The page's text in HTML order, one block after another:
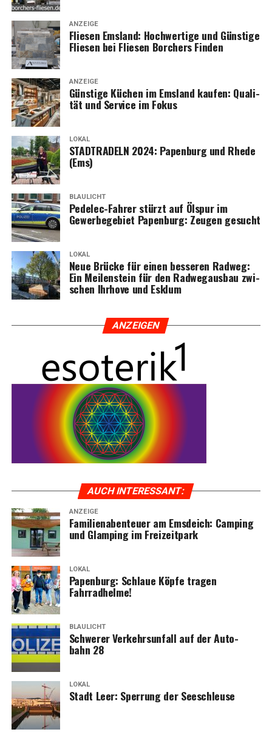
ANZEIGE
Flie­sen Ems­land: Hoch­wer­ti­ge und Güns­ti­ge
Flie­sen bei Flie­sen Bor­chers Finden
ANZEIGE
Güns­ti­ge Küchen im Ems­land kau­fen: Qua­li­
tät und Ser­vice im Fokus
LOKAL
STADTRADELN 2024: Papen­burg und Rhe­de
(Ems)
BLAULICHT
Pedelec-Fah­rer stürzt auf Ölspur im
Gewer­be­ge­biet Papen­burg: Zeu­gen gesucht
LOKAL
Neue Brü­cke für einen bes­se­ren Rad­weg:
Ein Mei­len­stein für den Rad­weg­aus­bau zwi­
schen Ihr­ho­ve und Esklum
ANZEI­GEN
AUCH INTER­ES­SANT:
ANZEIGE
Fami­li­en­aben­teu­er am Ems­deich: Cam­ping
und Glam­ping im Freizeitpark
LOKAL
Papen­burg: Schlaue Köp­fe tra­gen
Fahrradhelme!
BLAULICHT
Schwe­rer Ver­kehrs­un­fall auf der Auto­
bahn 28
LOKAL
Stadt Leer: Sper­rung der Seeschleuse